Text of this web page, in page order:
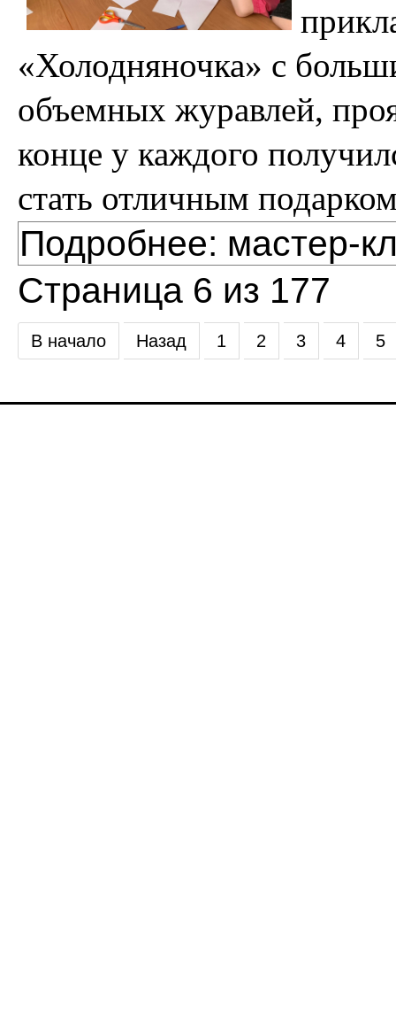
«Холодняночка» с
объемных журавлей,
конце у каждого
стать отличным
Подробнее: мастер-
Страница 6 из 177
В начало Назад 1 2 3 4 5